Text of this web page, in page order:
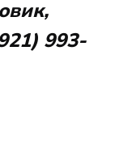
993-